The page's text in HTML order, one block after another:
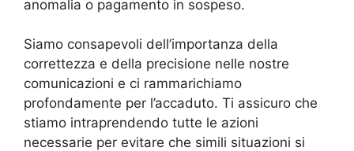
anomalia o pagamento in sospeso.
Siamo consapevoli dell’importanza della
correttezza e della precisione nelle nostre
comunicazioni e ci rammarichiamo
profondamente per l’accaduto. Ti assicuro che
stiamo intraprendendo tutte le azioni
necessarie per evitare che simili situazioni si